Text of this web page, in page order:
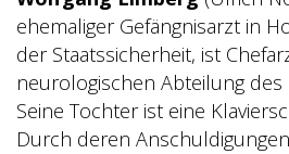
ehemaliger Gefängnisarzt in
der Staatssicherheit, ist
neurologischen Abteilung des
Seine Tochter ist eine
Durch deren